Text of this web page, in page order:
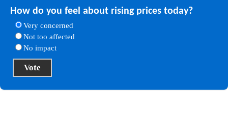
How do you feel about rising prices today?
Very concerned
Not too affected
No impact